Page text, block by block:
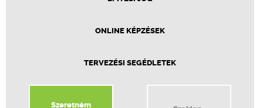
ONLINE KÉPZÉSEK
TERVEZÉSI SEGÉDLETEK
Szeretném